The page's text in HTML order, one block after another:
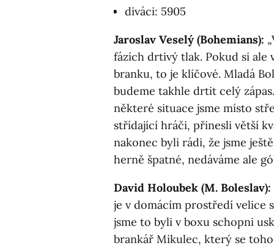
diváci: 5905
Jaroslav Veselý (Bohemians):
fázích drtivý tlak. Pokud si
branku, to je klíčové. Mladá
budeme takhle drtit celý
některé situace jsme místo
střídající hráči, přinesli větší
nakonec byli rádi, že jsme
herně špatné, nedáváme ale
David Holoubek (M. Boleslav):
je v domácím prostředí velice
jsme to byli v boxu schopni
brankář Mikulec, který se